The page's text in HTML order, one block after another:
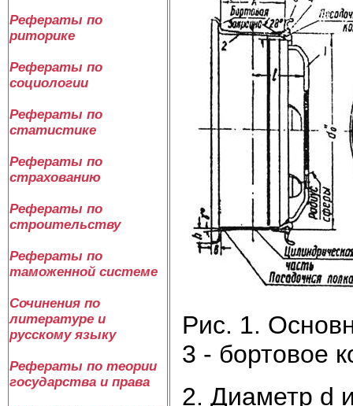
Рефераты по
риторике
Рефераты по
социологии
Рефераты по
статистике
Рефераты по
страхованию
Рефераты по
строительству
Рефераты по
таможенной системе
Сочинения по
литературе и
русскому языку
Рефераты по теории
государства и права
Рис. 1.
3 - бортовое
2. Диаметр d